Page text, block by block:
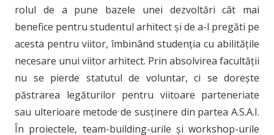
rolul de a pune bazele unei dezvoltări cât mai
benefice pentru studentul arhitect și de a-l pregăti pe
acesta pentru viitor, îmbinând studenția cu abilitățile
necesare unui viitor arhitect. Prin absolvirea facultății
nu se pierde statutul de voluntar, ci se dorește
păstrarea legăturilor pentru viitoare parteneriate
sau ulterioare metode de susținere din partea A.S.A.I.
În proiectele, team-building-urile și workshop-urile